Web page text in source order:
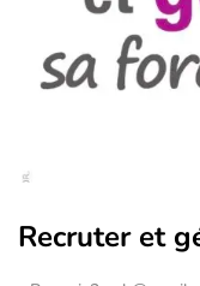
Recruter et